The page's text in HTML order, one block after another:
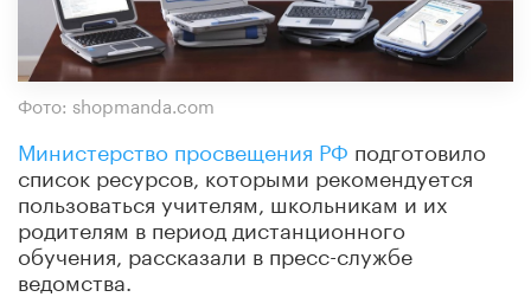
Фото: shopmanda.com
Министерство просвещения РФ подготовило
список ресурсов, которыми рекомендуется
пользоваться учителям, школьникам и их
родителям в период дистанционного
обучения, рассказали в пресс-службе
ведомства.